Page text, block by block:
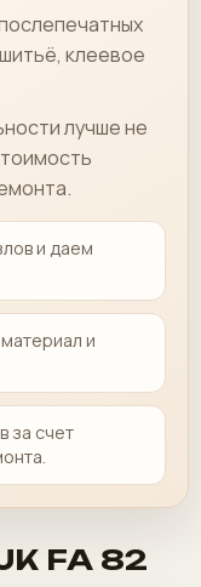
клеевое
лучше не
и даем
и
за счет
FA 82